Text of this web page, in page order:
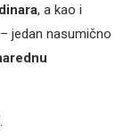
, a kao i
– jedan nasumično